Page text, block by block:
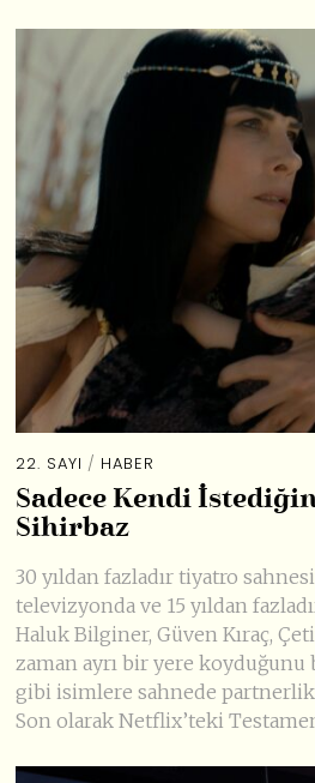
22. SAYI / HABER
Sadece Kendi
Sihirbaz
30 yıldan fazladır tiyatro
televizyonda ve 15 yıldan
Haluk Bilginer, Güven Kıraç,
zaman ayrı bir yere
gibi isimlere sahnede
Son olarak Netflix’teki